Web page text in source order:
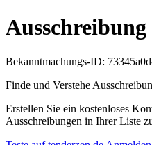
Ausschreibung
Bekanntmachungs-ID:
Finde und Verstehe
Erstellen Sie ein kostenloses
Ausschreibungen in Ihrer Liste